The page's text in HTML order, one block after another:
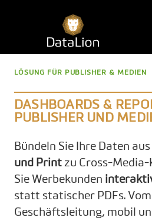
LÖSUNG FÜR PUBLISHER & MEDIEN
DASHBOARDS &
PUBLISHER UND
Bündeln Sie Ihre Daten aus
und Print zu Cross-Media-
Sie Werbekunden
statt statischer PDFs.
Geschäftsleitung, mobil